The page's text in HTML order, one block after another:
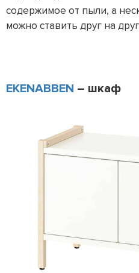
содержимое от пыли, а
можно ставить друг на
EKENABBEN – шкаф